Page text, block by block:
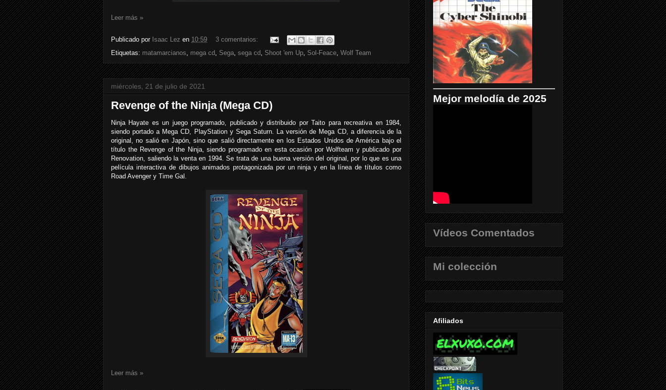
Leer más »
Publicado por Isaac Lez en 10:59
3 comentarios:
Etiquetas: matamarcianos mega cd Sega sega cd Shoot 'em Up Sol-Feace Wolf Team
miércoles, 21 de julio de 2021
Revenge of the Ninja (Mega CD)
Ninja Hayate es un juego programado, publicado y distribuido por Taito para recreativa en 1984,
siendo portado a Mega CD, PlayStation y Sega Saturn. La versión de Mega CD, a diferencia de la
original, no salió en Japón, sino que salió directamente en los Estados Unidos de América bajo el
título the Revenge of the Ninja, siendo programado en esta ocasión por Wolfteam y publicado por
Renovation, saliendo la venta en 1994. Se trata de una buena versión del original, por lo que es una
película interactiva de dibujos animados protagonizada por un ninja y en la línea de títulos como
Road Avenger y Time Gal.
Leer más »
Mejor melodía de 2025
Vídeos Comentados
Mi colección
Afiliados